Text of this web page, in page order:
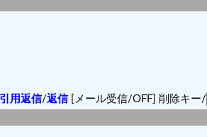
引用返信/返信[メール受信/OFF] 削除キー/